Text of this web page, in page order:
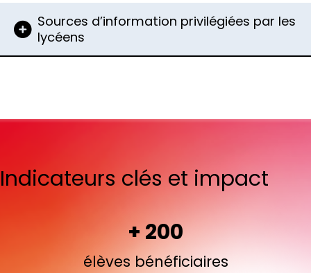
Sources d’information privilégiées par les
lycéens
Indicateurs clés et impact
+ 200
élèves bénéficiaires